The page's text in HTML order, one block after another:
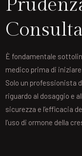
È fondamentale
medico prima di
Solo un professionista
riguardo al dosaggio e
sicurezza e l’efficacia
l’uso di ormone della